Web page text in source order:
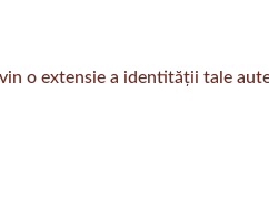
o extensie a identității tale